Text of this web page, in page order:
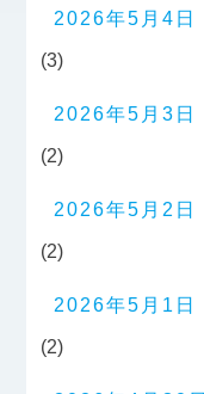
2026年5月4日
(3)
2026年5月3日
(2)
2026年5月2日
(2)
2026年5月1日
(2)